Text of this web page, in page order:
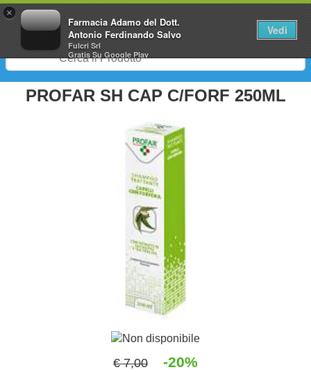
×
Farmacia Adamo del Dott.
Antonio Ferdinando Salvo
Fulcri Srl
GratisSu Google Play
Vedi
0
PROFAR SH CAP C/FORF 250ML
Non disponibile
€ 7,00 -20%